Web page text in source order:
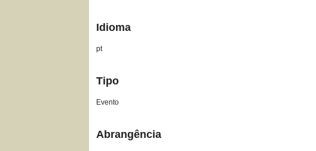
Idioma
pt
Tipo
Evento
Abrangência